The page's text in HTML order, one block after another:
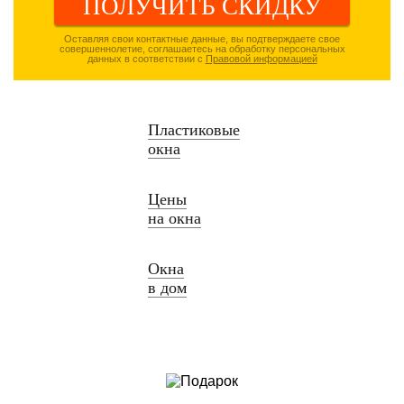
ПОЛУЧИТЬ СКИДКУ
Оставляя свои контактные данные, вы подтверждаете свое
совершеннолетие, соглашаетесь на обработку персональных
данных в соответствии с Правовой информацией
Пластиковые
окна
Цены
на окна
Окна
в дом